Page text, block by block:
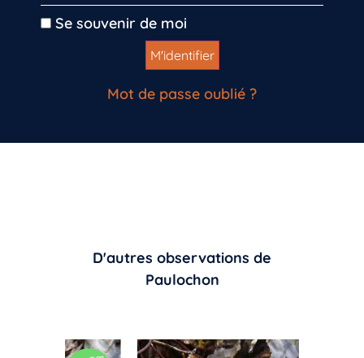
Se souvenir de moi
Mot de passe oublié ?
D'autres observations de
Paulochon